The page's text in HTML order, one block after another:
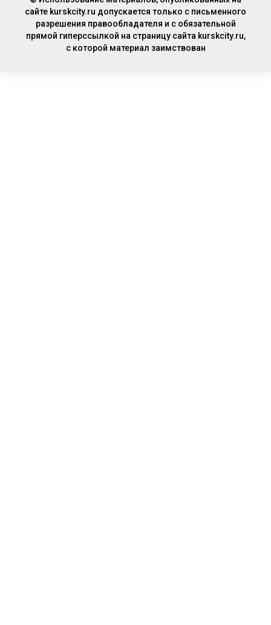
сайте kurskcity.ru допускается только с письменного
разрешения правообладателя и с обязательной
прямой гиперссылкой на страницу сайта kurskcity.ru,
с которой материал заимствован